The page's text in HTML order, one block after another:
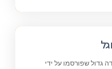
גדול שפורסמו על ידי